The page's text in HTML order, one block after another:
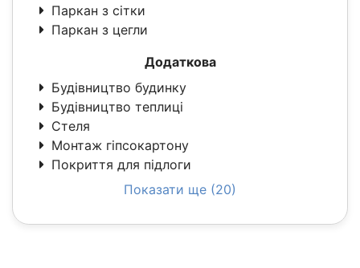
Паркан з сітки
Паркан з цегли
Додаткова
Будівництво будинку
Будівництво теплиці
Стеля
Монтаж гіпсокартону
Покриття для підлоги
Показати ще (20)